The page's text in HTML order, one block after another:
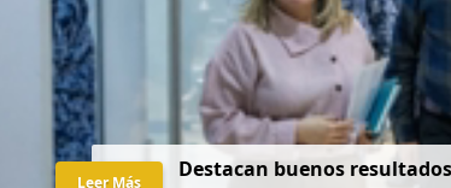
Destacan buenos
Leer Más